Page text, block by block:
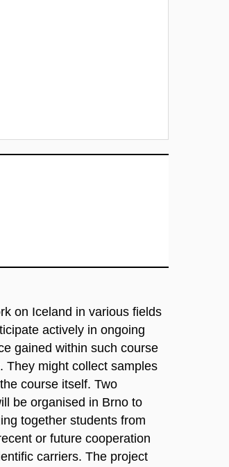
on Iceland in various fields
actively in ongoing
gained within such course
They might collect samples
course itself. Two
be organised in Brno to
together students from
or future cooperation
carriers. The project